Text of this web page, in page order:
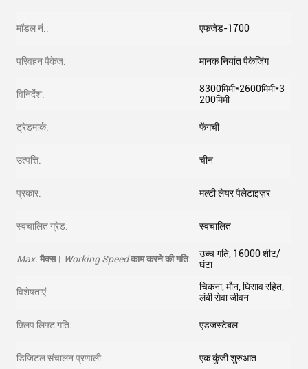
मॉडल नं.: एफजेड-1700
परिवहन पैकेज: मानक निर्यात पैकेजिंग
विनिर्देश:
8300मिमी*2600मिमी*3
200मिमी
ट्रेडमार्क: फेंगची
उत्पत्ति: चीन
प्रकार: मल्टी लेयर पैलेटाइज़र
स्वचालित ग्रेड: स्वचालित
Max. मैक्स। Working Speedकाम करने की गति:
उच्च गति, 16000 शीट/
घंटा
विशेषताएं:
चिकना, मौन, घिसाव रहित,
लंबी सेवा जीवन
फ़्लिप लिफ्ट गति: एडजस्टेबल
डिजिटल संचालन प्रणाली: एक कुंजी शुरुआत